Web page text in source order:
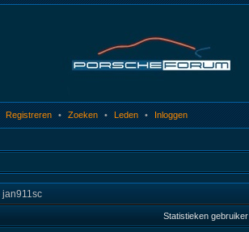
Registreren • Zoeken • Leden • Inloggen
jan911sc
Statistieken gebruiker